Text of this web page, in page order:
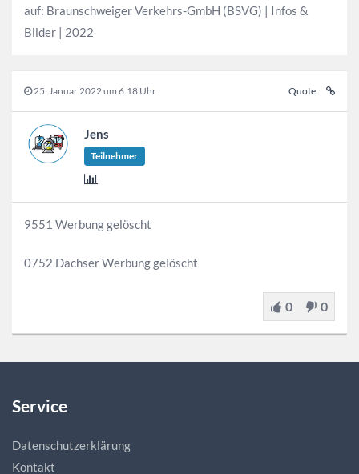
auf: Braunschweiger Verkehrs-GmbH (BSVG) | Infos &
Bilder | 2022
25. Januar 2022 um 6:18 Uhr Quote
Jens
Teilnehmer
9551 Werbung gelöscht
0752 Dachser Werbung gelöscht
0 0
Service
Datenschutzerklärung
Kontakt